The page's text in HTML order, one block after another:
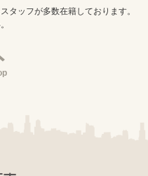
タッフが多数在籍しております。